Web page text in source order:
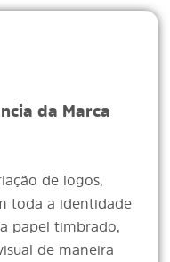
da Marca
de logos,
toda a identidade
papel timbrado,
de maneira